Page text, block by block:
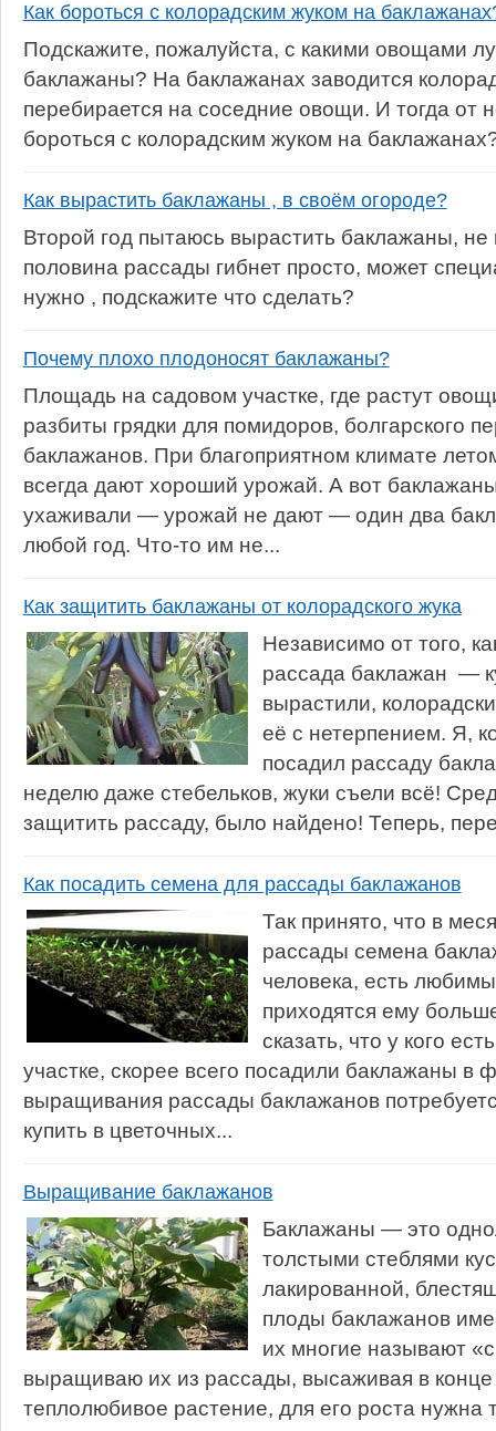
Как бороться с колорадским жуком на
Подскажите, пожалуйста, с какими овощами
баклажаны? На баклажанах заводится
перебирается на соседние овощи. И тогда от
бороться с колорадским жуком на
Как вырастить баклажаны , в своём огороде?
Второй год пытаюсь вырастить баклажаны, не
половина рассады гибнет просто, может
нужно , подскажите что сделать?
Почему плохо плодоносят баклажаны?
Площадь на садовом участке, где растут
разбиты грядки для помидоров, болгарского
баклажанов. При благоприятном климате
всегда дают хороший урожай. А вот
ухаживали — урожай не дают — один два
любой год. Что-то им не...
Как защитить баклажаны от колорадского жука
Независимо от того,
рассада баклажан —
вырастили,
её с нетерпением. Я,
посадил рассаду
неделю даже стебельков, жуки съели всё!
защитить рассаду, было найдено! Теперь,
Как посадить семена для рассады баклажанов
Так принято, что в
рассады семена
человека, есть
приходятся ему
сказать, что у кого
участке, скорее всего посадили баклажаны в
выращивания рассады баклажанов
купить в цветочных...
Выращивание баклажанов
Баклажаны — это
толстыми стеблями
лакированной,
плоды баклажанов
их многие называют
выращиваю их из рассады, высаживая в
теплолюбивое растение, для его роста нужна